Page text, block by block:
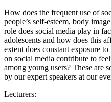
How does the frequent use of
people’s self-esteem, body
role does social media play in
adolescents and how does this
extent does constant exposure
on social media contribute to
among young users? These are
by our expert speakers at our
Lecturers: